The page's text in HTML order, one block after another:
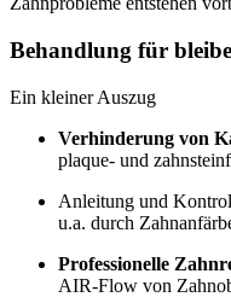
Behandlung für
Ein kleiner Auszug
Verhinderung von
plaque- und
Anleitung und
u.a. durch
Professionelle
AIR-Flow von